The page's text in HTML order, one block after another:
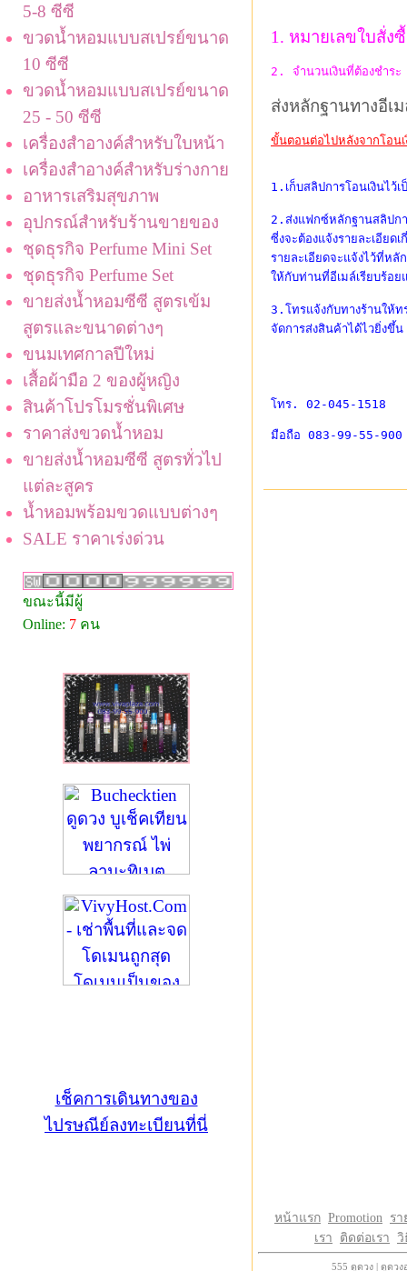
5-8 ซีซี
ขวดน้ำหอมแบบสเปรย์ขนาด
10 ซีซี
ขวดน้ำหอมแบบสเปรย์ขนาด
25 - 50 ซีซี
เครื่องสำอางค์สำหรับใบหน้า
เครื่องสำอางค์สำหรับร่างกาย
อาหารเสริมสุขภาพ
อุปกรณ์สำหรับร้านขายของ
ชุดธุรกิจ Perfume Mini Set
ชุดธุรกิจ Perfume Set
ขายส่งน้ำหอมซีซี สูตรเข้ม
สูตรและขนาดต่างๆ
ขนมเทศกาลปีใหม่
เสื้อผ้ามือ 2 ของผู้หญิง
สินค้าโปรโมรชั่นพิเศษ
ราคาส่งขวดน้ำหอม
ขายส่งน้ำหอมซีซี สูตรทั่วไป
แต่ละสูคร
น้ำหอมพร้อมขวดแบบต่างๆ
SALE ราคาเร่งด่วน
ขณะนี้มีผู้
Online: 7 คน
เช็คการเดินทางของ
ไปรษณีย์ลงทะเบียนที่นี่
1. หมายเลขใบสั่ง
2. จำนวนเงินที่ต้องชำระ
ส่งหลักฐานทางอีเ
ขั้นตอนต่อไปหลังจากโอน
1.เก็บสลิปการโอนเงินไว้
2.ส่งแฟกซ์หลักฐานสลิป
ซี่งจะต้องแจ้งรายละเอีย
รายละเอียดจะแจ้งไว้ที่ห
ให้กับท่านที่อีเมล์เรียบร้อย
3.โทรแจ้งกับทางร้านให้ท
จัดการส่งสินค้าได้ไวยิ่งขึ้
โทร. 02-045-1518
มือถือ 083-99-55-900
หน้าแรก Promotion ร
เรา
ติดต่อเรา วิ
555 ดูดวง ดูดวง